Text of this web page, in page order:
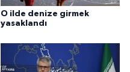
O ilde denize girmek
yasaklandı